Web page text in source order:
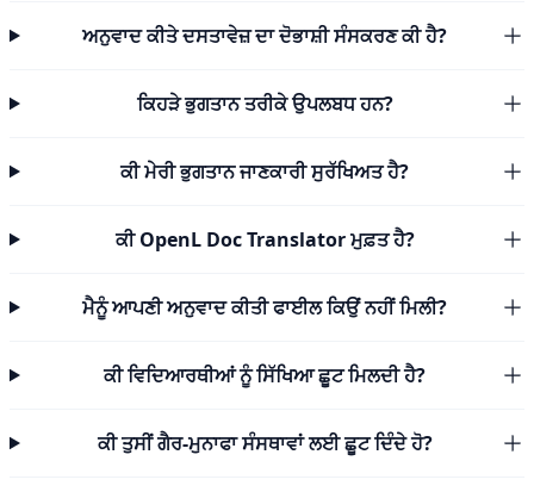
ਅਨੁਵਾਦ ਕੀਤੇ ਦਸਤਾਵੇਜ਼ ਦਾ ਦੋਭਾਸ਼ੀ ਸੰਸਕਰਣ ਕੀ ਹੈ?
ਕਿਹੜੇ ਭੁਗਤਾਨ ਤਰੀਕੇ ਉਪਲਬਧ ਹਨ?
ਕੀ ਮੇਰੀ ਭੁਗਤਾਨ ਜਾਣਕਾਰੀ ਸੁਰੱਖਿਅਤ ਹੈ?
ਕੀ OpenL Doc Translator ਮੁਫ਼ਤ ਹੈ?
ਮੈਨੂੰ ਆਪਣੀ ਅਨੁਵਾਦ ਕੀਤੀ ਫਾਈਲ ਕਿਉਂ ਨਹੀਂ ਮਿਲੀ?
ਕੀ ਵਿਦਿਆਰਥੀਆਂ ਨੂੰ ਸਿੱਖਿਆ ਛੂਟ ਮਿਲਦੀ ਹੈ?
ਕੀ ਤੁਸੀਂ ਗੈਰ-ਮੁਨਾਫਾ ਸੰਸਥਾਵਾਂ ਲਈ ਛੂਟ ਦਿੰਦੇ ਹੋ?